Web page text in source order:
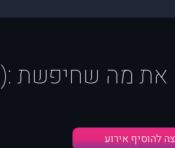
את מה שחיפשת :(
להוסיף אירוע